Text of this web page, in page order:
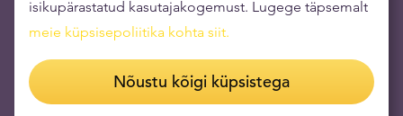
oma vara suurendamiseks.
Toote väärtus (1tk) 1 743,20 €
Tagasiostuhind 693,60 €
isikupärastatud kasutajakogemust. Lugege täpsemalt
meie küpsisepoliitika kohta siit.
Nõustu kõigi küpsistega